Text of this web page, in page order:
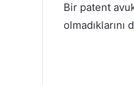
Bir patent